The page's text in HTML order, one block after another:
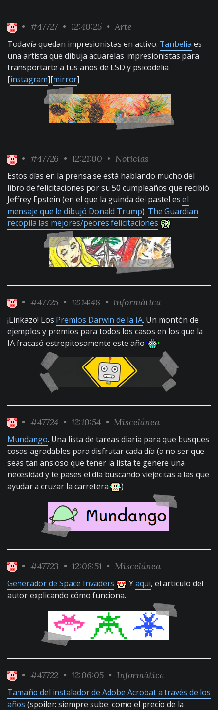
• #47727 • 12:40:25 • Arte
Todavía quedan impresionistas en activo: Tanbelia es
una artista que dibuja acuarelas impresionistas para
transportarte a tus años de LSD y psicodelia
[instagram][mirror]
• #47726 • 12:21:00 • Noticias
Estos días en la prensa se está hablando mucho del
libro de felicitaciones por su 50 cumpleaños que recibió
Jeffrey Epstein (en el que la guinda del pastel es el
mensaje que le dibujó Donald Trump). The Guardian
recopila las mejores/peores felicitaciones
• #47725 • 12:14:48 • Informática
¡Linkazo! Los Premios Darwin de la IA. Un montón de
ejemplos y premios para todos los casos en los que la
IA fracasó estrepitosamente este año
• #47724 • 12:10:54 • Miscelánea
Mundango. Una lista de tareas diaria para que busques
cosas agradables para disfrutar cada día (a no ser que
seas tan ansioso que tener la lista te genere una
necesidad y te pases el día buscando viejecitas a las que
ayudar a cruzar la carretera
)
• #47723 • 12:08:51 • Miscelánea
Generador de Space Invaders Yaquí, el artículo del
autor explicando cómo funciona.
• #47722 • 12:06:05 • Informática
Tamaño del instalador de Adobe Acrobat a través de los
años (spoiler: siempre sube, como el precio de la